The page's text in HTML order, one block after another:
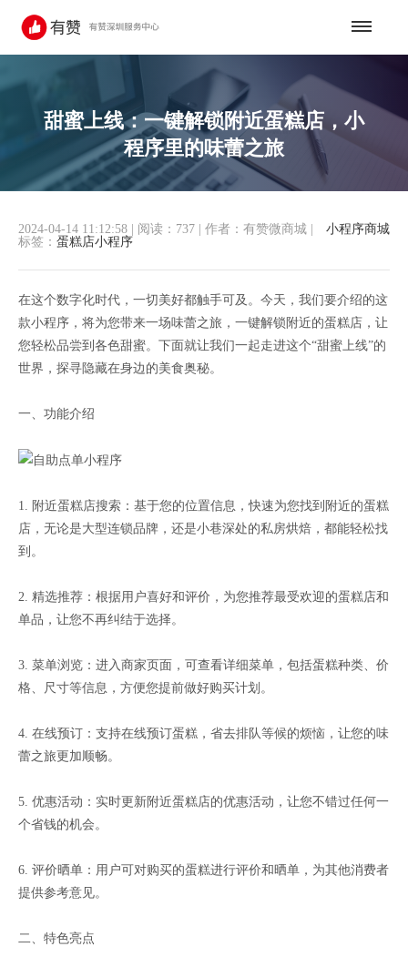
甜蜜上线：一键解锁附近蛋糕店，小
程序里的味蕾之旅
小程序商城
2024-04-14 11:12:58 阅读：737 作者：有赞微商城
标签： 蛋糕店小程序
在这个数字化时代，一切美好都触手可及。今天，我们要介绍的这
款小程序，将为您带来一场味蕾之旅，一键解锁附近的蛋糕店，让
您轻松品尝到各色甜蜜。下面就让我们一起走进这个“甜蜜上线”的
世界，探寻隐藏在身边的美食奥秘。
一、功能介绍
1. 附近蛋糕店搜索：基于您的位置信息，快速为您找到附近的蛋糕
店，无论是大型连锁品牌，还是小巷深处的私房烘焙，都能轻松找
到。
2. 精选推荐：根据用户喜好和评价，为您推荐最受欢迎的蛋糕店和
单品，让您不再纠结于选择。
3. 菜单浏览：进入商家页面，可查看详细菜单，包括蛋糕种类、价
格、尺寸等信息，方便您提前做好购买计划。
4. 在线预订：支持在线预订蛋糕，省去排队等候的烦恼，让您的味
蕾之旅更加顺畅。
5. 优惠活动：实时更新附近蛋糕店的优惠活动，让您不错过任何一
个省钱的机会。
6. 评价晒单：用户可对购买的蛋糕进行评价和晒单，为其他消费者
提供参考意见。
二、特色亮点